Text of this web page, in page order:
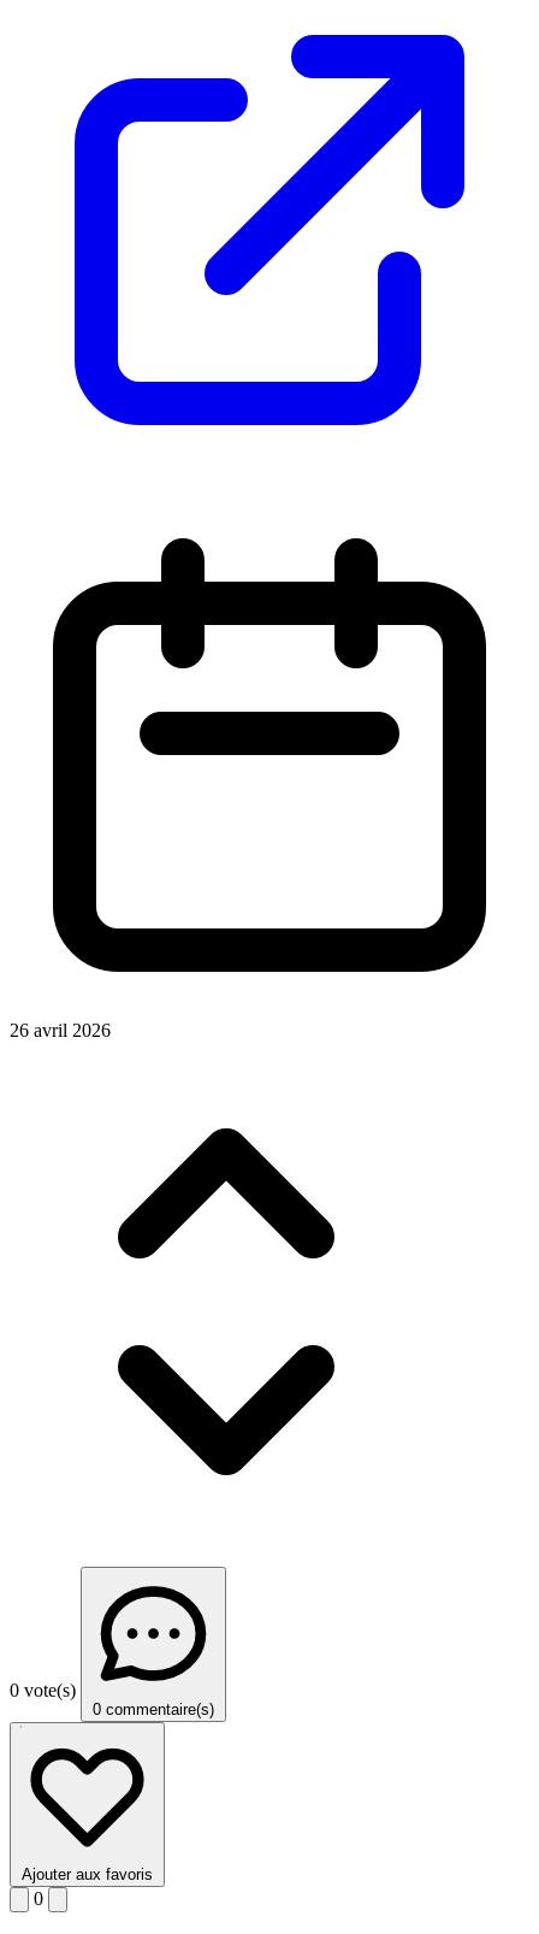
26 avril 2026
0 vote(s)
0 commentaire(s)
Ajouter aux favoris
0